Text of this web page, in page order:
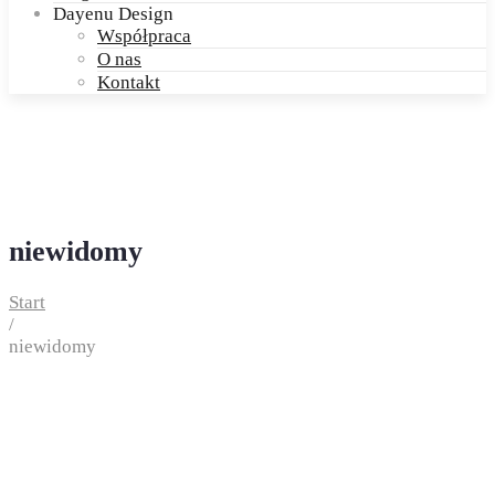
Dayenu Design
Współpraca
O nas
Kontakt
niewidomy
Start
/
niewidomy